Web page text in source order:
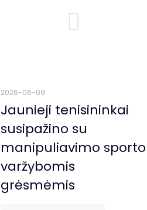
2026-06-09
Jaunieji tenisininkai
susipažino su
manipuliavimo sporto
varžybomis
grėsmėmis